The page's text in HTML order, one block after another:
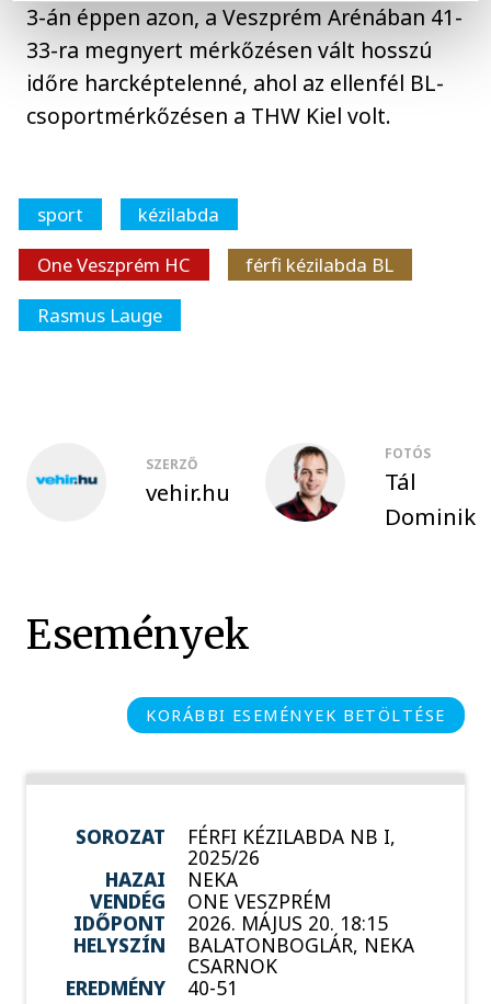
3-án éppen azon, a Veszprém Arénában 41-
33-ra megnyert mérkőzésen vált hosszú
időre harcképtelenné, ahol az ellenfél BL-
csoportmérkőzésen a THW Kiel volt.
sport
kézilabda
One Veszprém HC
férfi kézilabda BL
Rasmus Lauge
SZERZŐ
vehir.hu
FOTÓS
Tál
Dominik
Események
KORÁBBI ESEMÉNYEK BETÖLTÉSE
SOROZAT FÉRFI KÉZILABDA NB I,
2025/26
HAZAI
NEKA
VENDÉG
ONE VESZPRÉM
IDŐPONT
2026. MÁJUS 20. 18:15
HELYSZÍN
BALATONBOGLÁR, NEKA
CSARNOK
EREDMÉNY
40-51